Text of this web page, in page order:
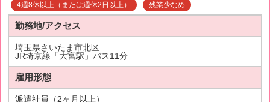
4週8休以上（または週休2日以上） 残業少なめ
勤務地/アクセス
埼玉県さいたま市北区
JR埼京線「大宮駅」バス11分
雇用形態
派遣社員（2ヶ月以上）